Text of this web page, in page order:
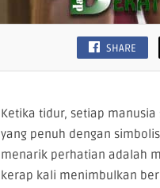
SHARE
Ketika tidur, setiap
yang penuh dengan
menarik perhatian adalah
kerap kali menimbulkan